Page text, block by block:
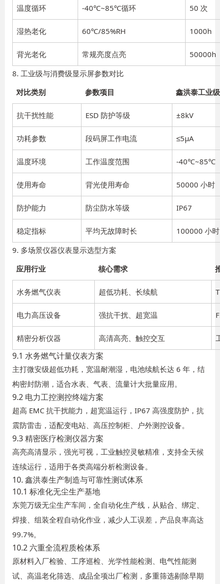
温度循环 -40℃~85℃循环 50 次
湿热老化 60℃/85%RH 1000h
背光老化 常规亮度点亮
50000h
8. 工业级与消费级显示屏参数对比
对比类别
参数项目 鑫洪泰工业
抗干扰性能 ESD 防护等级 ±8kV
功耗参数 段码屏工作电流 ≤5μA
温度环境 工作温度范围 -40℃~85℃
使用寿命 背光使用寿命 50000 小时
防护能力 防尘防水等级 IP67
稳定指标 平均无故障时长
100000 小时
9. 多场景仪器仪表显示选型方案
应用行业
核心需求
水务燃气仪表 超低功耗、长续航
电力高压设备 强抗干扰、超宽温
精密分析仪器 高清高亮、触控交互
9.1 水务燃气计量仪表方案
主打微安级超低功耗，宽温耐潮湿，电池续航长达 6 年，结
构密封防潮，适合水表、气表、流量计大批量应用。
9.2 电力工控测控终端方案
超高 EMC 抗干扰能力，超宽温运行，IP67 高强度防护，抗
震防雷击，适配变电站、高压控制柜、户外测控设备。
9.3 精密医疗检测仪器方案
高亮高清显示，强光可视，工业触控灵敏精准，支持全天候
连续运行，适用于各类高端分析检测设备。
10. 鑫洪泰生产制造与可靠性测试体系
10.1 标准化无尘生产基地
东莞万级无尘生产车间，全自动化生产线，从贴合、绑定、
焊接、组装全程自动化作业，减少人工误差，产品良率高达
99.7%。
10.2 六重全流程质检体系
原材料入厂检验、工序巡检、光学性能检测、电气性能测
试、高温老化筛选、成品全项出厂检测，多重筛选剔除早期